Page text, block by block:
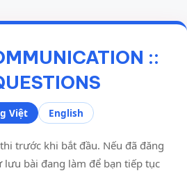
::
Việt English
trước khi bắt đầu. Nếu đã đăng
lưu bài đang làm để bạn tiếp tục